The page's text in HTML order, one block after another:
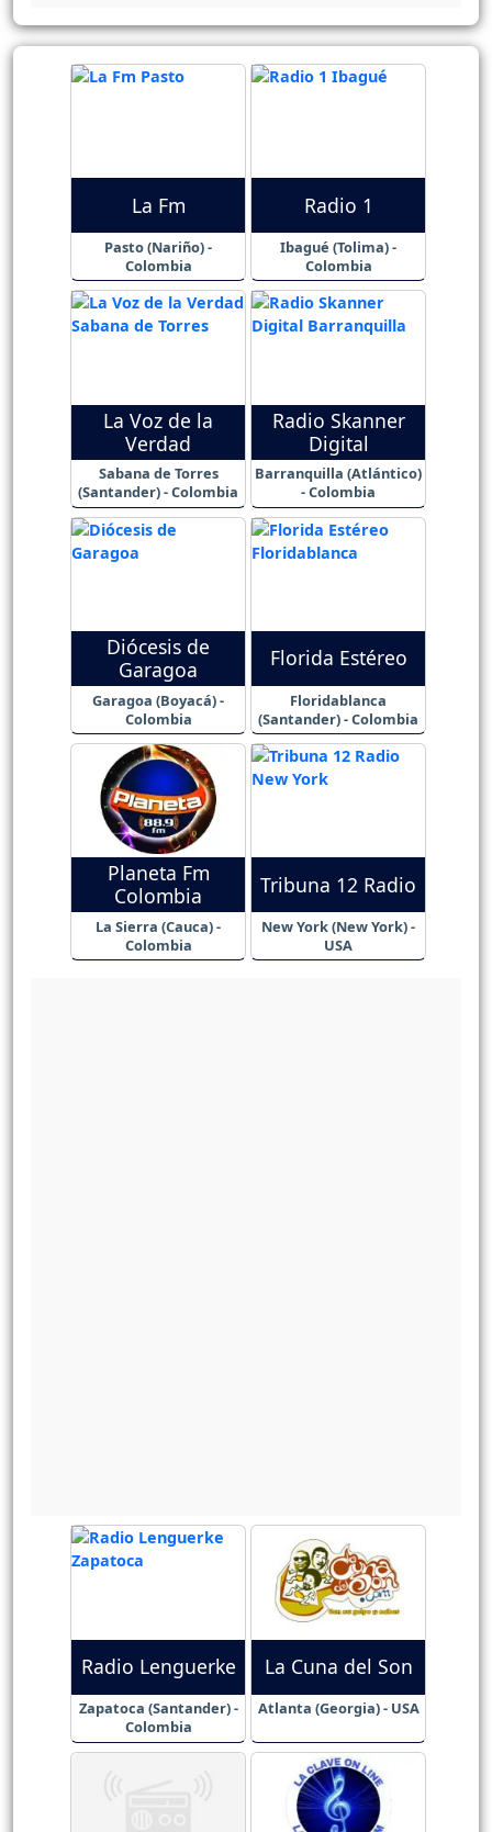
La Fm
Pasto (Nariño) -
Colombia
Radio 1
Ibagué (Tolima) -
Colombia
La Voz de la
Verdad
Sabana de Torres
(Santander) - Colombia
Radio Skanner
Digital
Barranquilla (Atlántico)
- Colombia
Diócesis de
Garagoa
Garagoa (Boyacá) -
Colombia
Florida Estéreo
Floridablanca
(Santander) - Colombia
Planeta Fm
Colombia
La Sierra (Cauca) -
Colombia
Tribuna 12 Radio
New York (New York) -
USA
Radio Lenguerke
Zapatoca (Santander) -
Colombia
La Cuna del Son
Atlanta (Georgia) - USA